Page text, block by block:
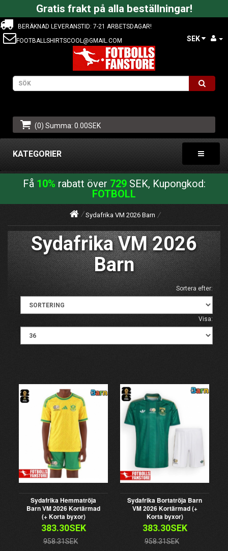
Gratis frakt på alla beställningar!
BERÄKNAD LEVERANSTID: 7-21 ARBETSDAGAR!
FOOTBALLSHIRTSCOOL@GMAIL.COM
SEK
(0) Summa: 0.00SEK
KATEGORIER
Få 10% rabatt över 729SEK, Kupongkod:
FOTBOLL
Sydafrika VM 2026 Barn
Sydafrika VM 2026
Barn
Sortera efter:
Visa:
Sydafrika Hemmatröja
Barn VM 2026 Kortärmad
(+ Korta byxor)
383.30SEK
958.31SEK
Sydafrika Bortatröja Barn
VM 2026 Kortärmad (+
Korta byxor)
383.30SEK
958.31SEK